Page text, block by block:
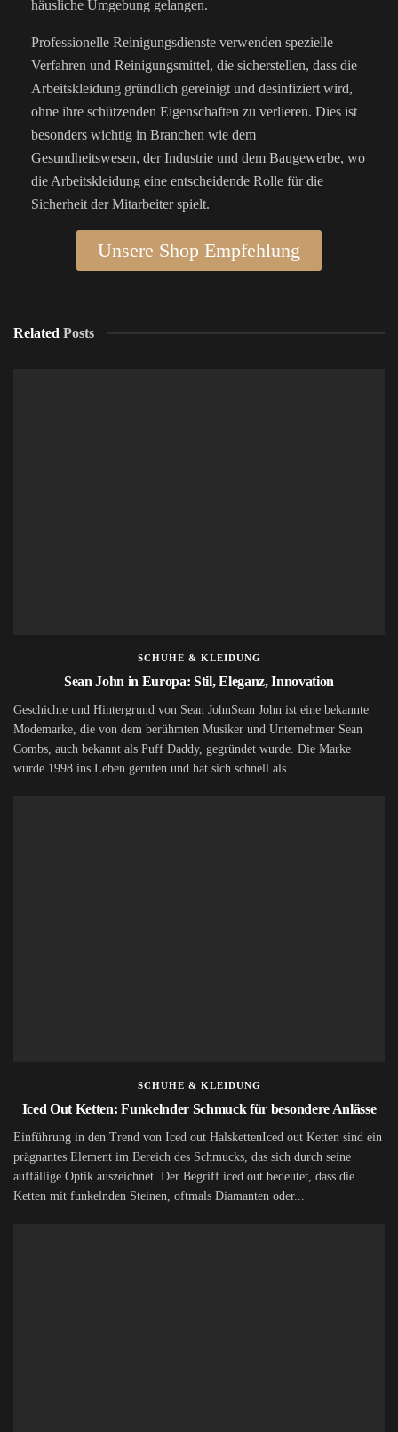
häusliche Umgebung gelangen.
Professionelle Reinigungsdienste verwenden spezielle
Verfahren und Reinigungsmittel, die sicherstellen, dass die
Arbeitskleidung gründlich gereinigt und desinfiziert wird,
ohne ihre schützenden Eigenschaften zu verlieren. Dies ist
besonders wichtig in Branchen wie dem
Gesundheitswesen, der Industrie und dem Baugewerbe, wo
die Arbeitskleidung eine entscheidende Rolle für die
Sicherheit der Mitarbeiter spielt.
Unsere Shop Empfehlung
Related Posts
SCHUHE & KLEIDUNG
Sean John in Europa: Stil, Eleganz, Innovation
Geschichte und Hintergrund von Sean JohnSean John ist eine bekannte
Modemarke, die von dem berühmten Musiker und Unternehmer Sean
Combs, auch bekannt als Puff Daddy, gegründet wurde. Die Marke
wurde 1998 ins Leben gerufen und hat sich schnell als...
SCHUHE & KLEIDUNG
Iced Out Ketten: Funkelnder Schmuck für besondere Anlässe
Einführung in den Trend von Iced out HalskettenIced out Ketten sind ein
prägnantes Element im Bereich des Schmucks, das sich durch seine
auffällige Optik auszeichnet. Der Begriff iced out bedeutet, dass die
Ketten mit funkelnden Steinen, oftmals Diamanten oder...